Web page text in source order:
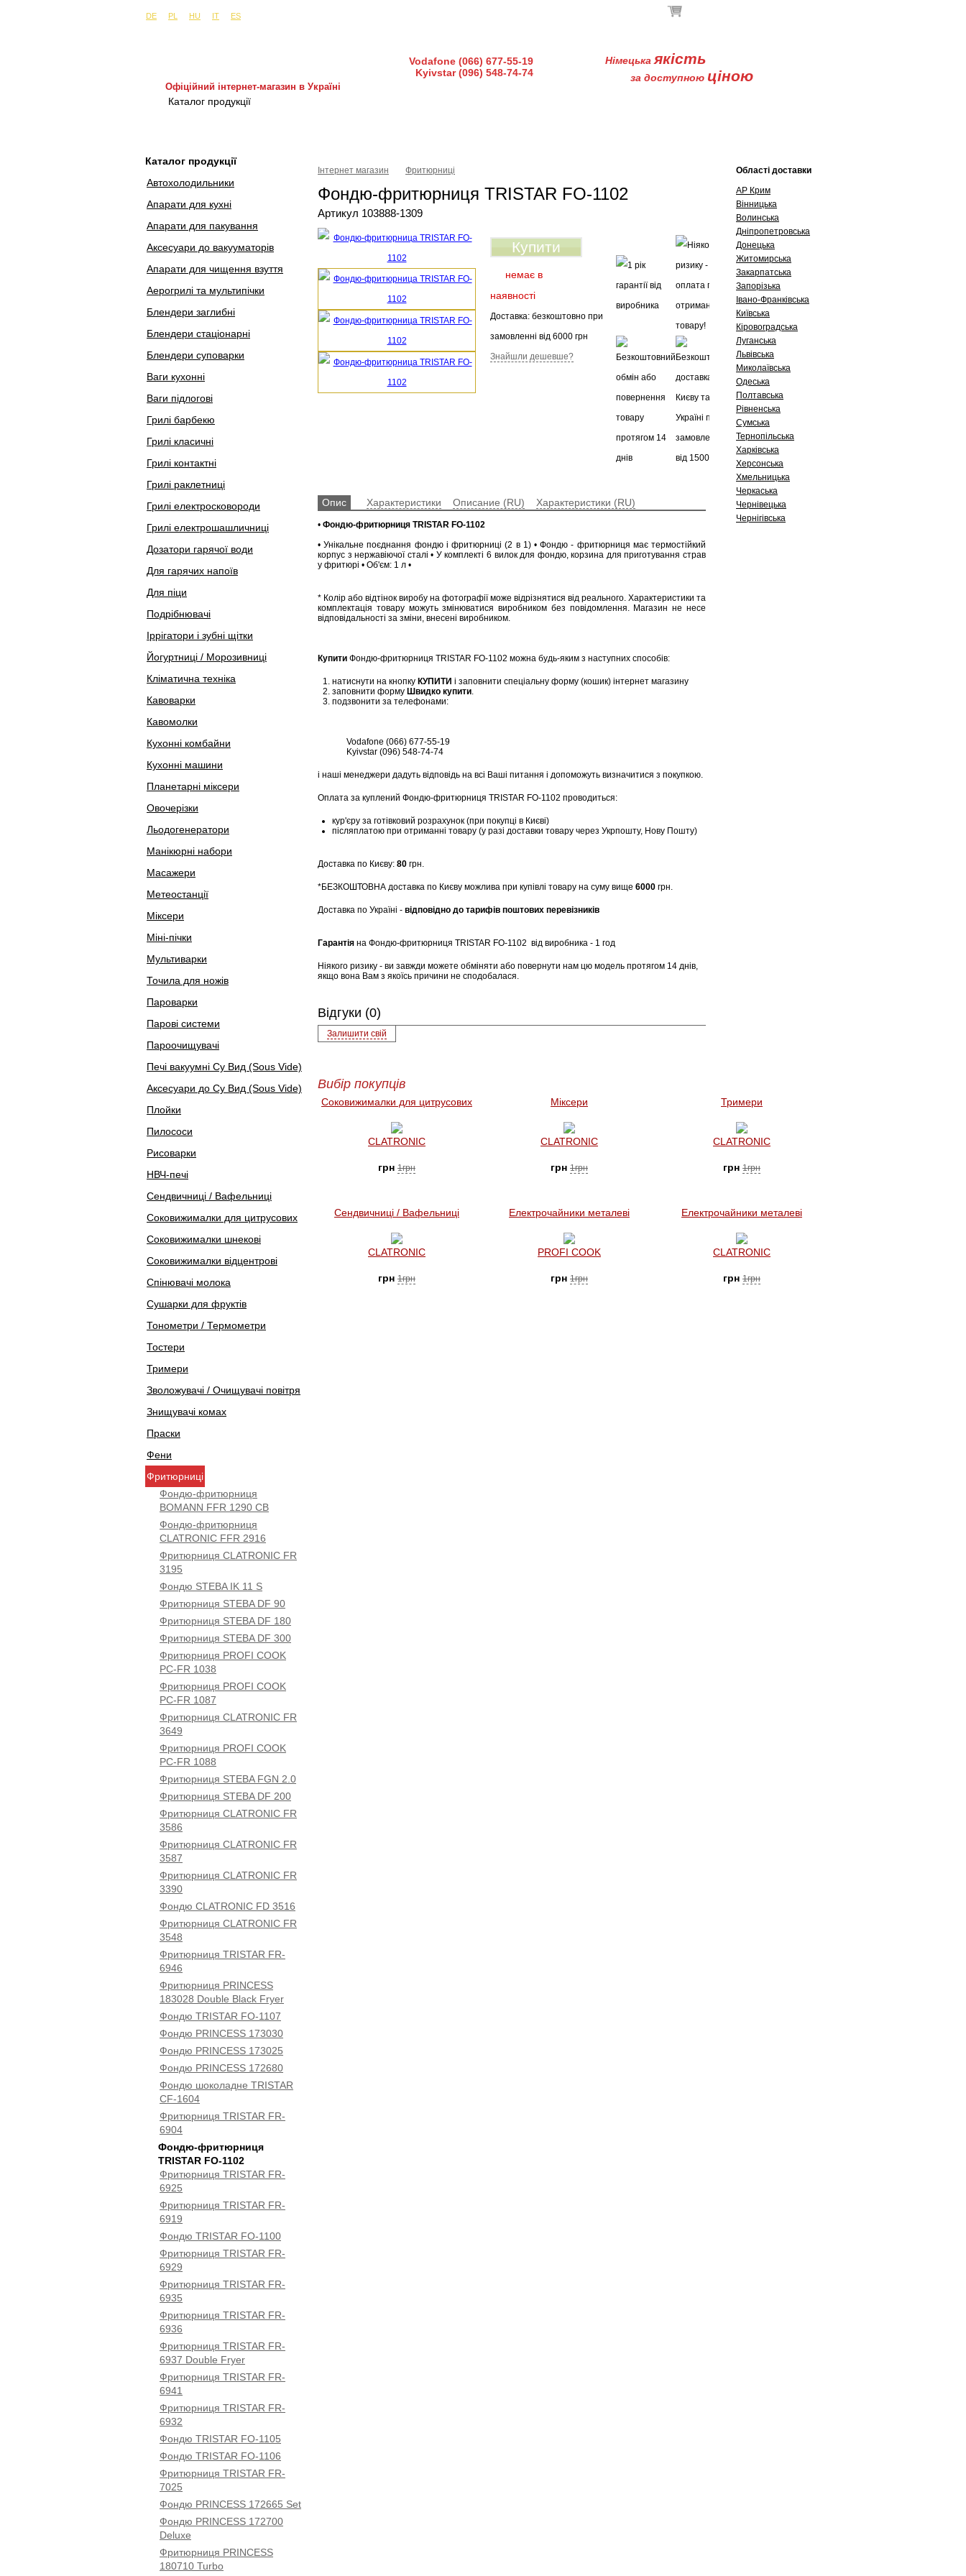
DE
PL HU IT ES
Офіційний інтернет-магазин в Україні
Vodafone (066) 677-55-19
Kyivstar (096) 548-74-74
Німецька якість
за доступною ціною
Каталог продукції
Каталог продукції
Автохолодильники
Апарати для кухні
Апарати для пакування
Аксесуари до вакууматорів
Апарати для чищення взуття
Аерогрилі та мультипічки
Блендери заглибні
Блендери стаціонарні
Блендери суповарки
Ваги кухонні
Ваги підлогові
Грилі барбекю
Грилі класичні
Грилі контактні
Грилі раклетниці
Грилі електросковороди
Грилі електрошашличниці
Дозатори гарячої води
Для гарячих напоїв
Для піци
Подрібнювачі
Іррігатори і зубні щітки
Йогуртниці / Морозивниці
Кліматична техніка
Кавоварки
Кавомолки
Кухонні комбайни
Кухонні машини
Планетарні міксери
Овочерізки
Льодогенератори
Манікюрні набори
Масажери
Метеостанції
Міксери
Міні-пічки
Мультиварки
Точила для ножів
Пароварки
Парові системи
Пароочищувачі
Печі вакуумні Су Вид (Sous Vide)
Аксесуари до Су Вид (Sous Vide)
Плойки
Пилососи
Рисоварки
НВЧ-печі
Сендвичниці / Вафельниці
Соковижималки для цитрусових
Соковижималки шнекові
Соковижималки відцентрові
Спінювачі молока
Сушарки для фруктів
Тонометри / Термометри
Тостери
Тримери
Зволожувачі / Очищувачі повітря
Знищувачі комах
Праски
Фени
Фритюрниці
Фондю-фритюрниця
BOMANN FFR 1290 CB
Фондю-фритюрниця
CLATRONIC FFR 2916
Фритюрниця CLATRONIC FR
3195
Фондю STEBA IK 11 S
Фритюрниця STEBA DF 90
Фритюрниця STEBA DF 180
Фритюрниця STEBA DF 300
Фритюрниця PROFI COOK
PC-FR 1038
Фритюрниця PROFI COOK
PC-FR 1087
Фритюрниця CLATRONIC FR
3649
Фритюрниця PROFI COOK
PC-FR 1088
Фритюрниця STEBA FGN 2.0
Фритюрниця STEBA DF 200
Фритюрниця CLATRONIC FR
3586
Фритюрниця CLATRONIC FR
3587
Фритюрниця CLATRONIC FR
3390
Фондю CLATRONIC FD 3516
Фритюрниця CLATRONIC FR
3548
Фритюрниця TRISTAR FR-
6946
Фритюрниця PRINCESS
183028 Double Black Fryer
Фондю TRISTAR FO-1107
Фондю PRINCESS 173030
Фондю PRINCESS 173025
Фондю PRINCESS 172680
Фондю шоколадне TRISTAR
CF-1604
Фритюрниця TRISTAR FR-
6904
Фондю-фритюрниця
TRISTAR FO-1102
Фритюрниця TRISTAR FR-
6925
Фритюрниця TRISTAR FR-
6919
Фондю TRISTAR FO-1100
Фритюрниця TRISTAR FR-
6929
Фритюрниця TRISTAR FR-
6935
Фритюрниця TRISTAR FR-
6936
Фритюрниця TRISTAR FR-
6937 Double Fryer
Фритюрниця TRISTAR FR-
6941
Фритюрниця TRISTAR FR-
6932
Фондю TRISTAR FO-1105
Фондю TRISTAR FO-1106
Фритюрниця TRISTAR FR-
7025
Фондю PRINCESS 172665 Set
Фондю PRINCESS 172700
Deluxe
Фритюрниця PRINCESS
180710 Turbo
Інтернет магазин Фритюрниці
Фондю-фритюрниця TRISTAR FO-1102
Артикул 103888-1309
Купити
немає в
наявності
Доставка: безкоштовно при
замовленні від 6000 грн
Знайшли дешевше?
Опис Характеристики Описание (RU) Характеристики (RU)
• Фондю-фритюрниця TRISTAR FO-1102
• Унікальне поєднання фондю і фритюрниці (2 в 1) • Фондю - фритюрниця має термостійкий
корпус з нержавіючої сталі • У комплекті 6 вилок для фондю, корзина для приготування страв
у фритюрі • Об'єм: 1 л •
* Колір або відтінок виробу на фотографії може відрізнятися від реального. Характеристики та
комплектація товару можуть змінюватися виробником без повідомлення. Магазин не несе
відповідальності за зміни, внесені виробником.
Купити Фондю-фритюрниця TRISTAR FO-1102 можна будь-яким з наступних способів:
натиснути на кнопку КУПИТИ і заповнити спеціальну форму (кошик) інтернет магазину
заповнити форму Швидко купити.
подзвонити за телефонами:
Vodafone (066) 677-55-19
Kyivstar (096) 548-74-74
і наші менеджери дадуть відповідь на всі Ваші питання і допоможуть визначитися з покупкою.
Оплата за куплений Фондю-фритюрниця TRISTAR FO-1102 проводиться:
кур'єру за готівковий розрахунок (при покупці в Києві)
післяплатою при отриманні товару (у разі доставки товару через Укрпошту, Нову Пошту)
Доставка по Києву: 80 грн.
*БЕЗКОШТОВНА доставка по Києву можлива при купівлі товару на суму вище 6000 грн.
Доставка по Україні - відповідно до тарифів поштових перевізників
Гарантія на Фондю-фритюрниця TRISTAR FO-1102 від виробника - 1 год
Ніякого ризику - ви завжди можете обміняти або повернути нам цю модель протягом 14 днів,
якщо вона Вам з якоїсь причини не сподобалася.
Відгуки (0)
Залишити свій
Області доставки
АР Крим
Вінницька
Волинська
Дніпропетровська
Донецька
Житомирська
Закарпатська
Запорізька
Івано-Франківська
Київська
Кіровоградська
Луганська
Львівська
Миколаївська
Одеська
Полтавська
Рівненська
Сумська
Тернопільська
Харківська
Херсонська
Хмельницька
Черкаська
Чернівецька
Чернігівська
Вибір покупців
Соковижималки для цитрусових
CLATRONIC
грн 1грн
Міксери
CLATRONIC
грн 1грн
Тримери
CLATRONIC
грн 1грн
Сендвичниці / Вафельниці
CLATRONIC
грн 1грн
Електрочайники металеві
PROFI COOK
грн 1грн
Електрочайники металеві
CLATRONIC
грн 1грн